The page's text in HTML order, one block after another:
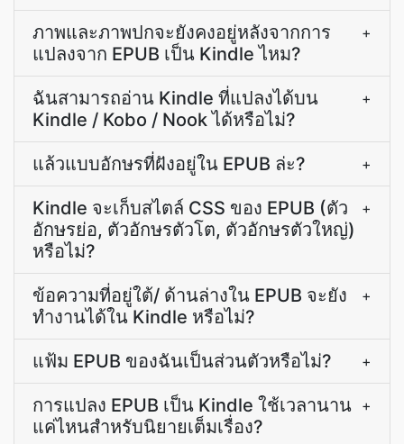
ภาพและภาพปกจะยังคงอยู่หลังจากการ
แปลงจาก EPUB เป็น Kindle ไหม?
+
ฉันสามารถอ่าน Kindle ที่แปลงได้บน
Kindle / Kobo / Nook ได้หรือไม่?
+
แล้วแบบอักษรที่ฝังอยู่ใน EPUB ล่ะ? +
Kindle จะเก็บสไตล์ CSS ของ EPUB (ตัว
อักษรย่อ, ตัวอักษรตัวโต, ตัวอักษรตัวใหญ่)
หรือไม่?
+
ข้อความที่อยู่ใต้/ ด้านล่างใน EPUB จะยัง
ทำงานได้ใน Kindle หรือไม่?
+
แฟ้ม EPUB ของฉันเป็นส่วนตัวหรือไม่? +
การแปลง EPUB เป็น Kindle ใช้เวลานาน
แค่ไหนสำหรับนิยายเต็มเรื่อง?
+